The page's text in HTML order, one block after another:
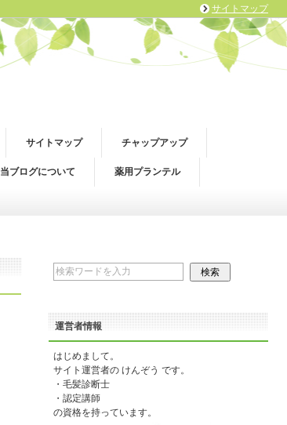
サイトマップ チャップアップ
当ブログについて 薬用プランテル
運営者情報
はじめまして。
サイト運営者の けんぞう です。
・毛髪診断士
・認定講師
の資格を持っています。
サイトマップ